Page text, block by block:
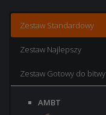
Zestaw Standardowy
Zestaw Najlepszy
Zestaw Gotowy do bitwy
AMBT